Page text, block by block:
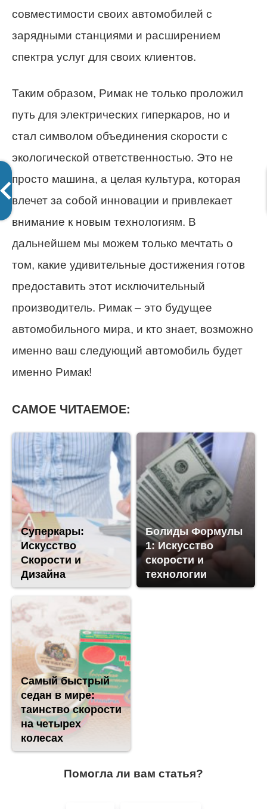
совместимости своих автомобилей с
зарядными станциями и расширением
спектра услуг для своих клиентов.
Таким образом, Римак не только проложил
путь для электрических гиперкаров, но и
стал символом объединения скорости с
экологической ответственностью. Это не
просто машина, а целая культура, которая
влечет за собой инновации и привлекает
внимание к новым технологиям. В
дальнейшем мы можем только мечтать о
том, какие удивительные достижения готов
предоставить этот исключительный
производитель. Римак – это будущее
автомобильного мира, и кто знает, возможно
именно ваш следующий автомобиль будет
именно Римак!
САМОЕ ЧИТАЕМОЕ:
Суперкары:
Искусство
Скорости и
Дизайна
Болиды Формулы
1: Искусство
скорости и
технологии
Самый быстрый
седан в мире:
таинство скорости
на четырех
колесах
Помогла ли вам статья?